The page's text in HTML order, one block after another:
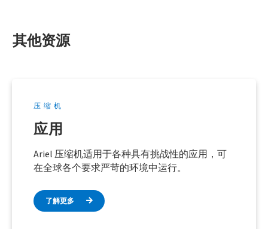
其他资源
应用
压缩机
Ariel 压缩机适用于各种具有挑战性的应用，可
在全球各个要求严苛的环境中运行。
了解更多